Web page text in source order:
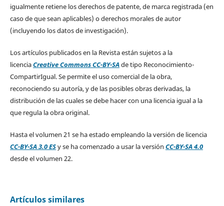
igualmente retiene los derechos de patente, de marca registrada (en
caso de que sean aplicables) o derechos morales de autor
(incluyendo los datos de investigación).
Los artículos publicados en la Revista están sujetos a la
licenciaCreative Commons CC-BY-SAde tipo Reconocimiento-
CompartirIgual. Se permite el uso comercial de la obra,
reconociendo su autoría, y de las posibles obras derivadas, la
distribución de las cuales se debe hacer con una licencia igual a la
que regula la obra original.
Hasta el volumen 21 se ha estado empleando la versión de licencia
CC-BY-SA 3.0 ESy se ha comenzado a usar la versión CC-BY-SA 4.0
desde el volumen 22.
Artículos similares